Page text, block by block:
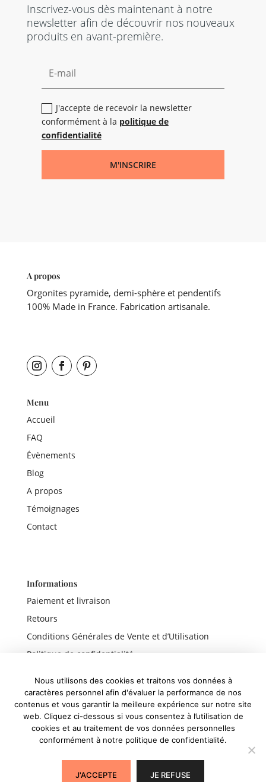
Inscrivez-vous dès maintenant à notre
newsletter afin de découvrir nos nouveaux
produits en avant-première.
J'accepte de recevoir la newsletter
conformément à la politique de
confidentialité
M'INSCRIRE
A propos
Orgonites pyramide, demi-sphère et pendentifs
100% Made in France. Fabrication artisanale.
Menu
Accueil
FAQ
Évènements
Blog
A propos
Témoignages
Contact
Informations
Paiement et livraison
Retours
Conditions Générales de Vente et d’Utilisation
Politique de confidentialité
Liens rapides
Boutique
Nous utilisons des cookies et traitons vos données à
caractères personnel afin d'évaluer la performance de nos
contenus et vous garantir la meilleure expérience sur notre site
web. Cliquez ci-dessous si vous consentez à l’utilisation de
cookies et au traitement de vos données personnelles
conformément à notre politique de confidentialité.
J'ACCEPTE JE REFUSE